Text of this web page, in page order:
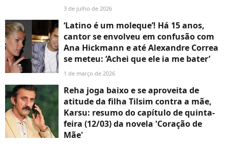
3 de julho de 2026
‘Latino é um moleque’! Há 15 anos,
cantor se envolveu em confusão com
Ana Hickmann e até Alexandre Correa
se meteu: ‘Achei que ele ia me bater’
1 de março de 2026
Reha joga baixo e se aproveita de
atitude da filha Tilsim contra a mãe,
Karsu: resumo do capítulo de quinta-
feira (12/03) da novela 'Coração de
Mãe'